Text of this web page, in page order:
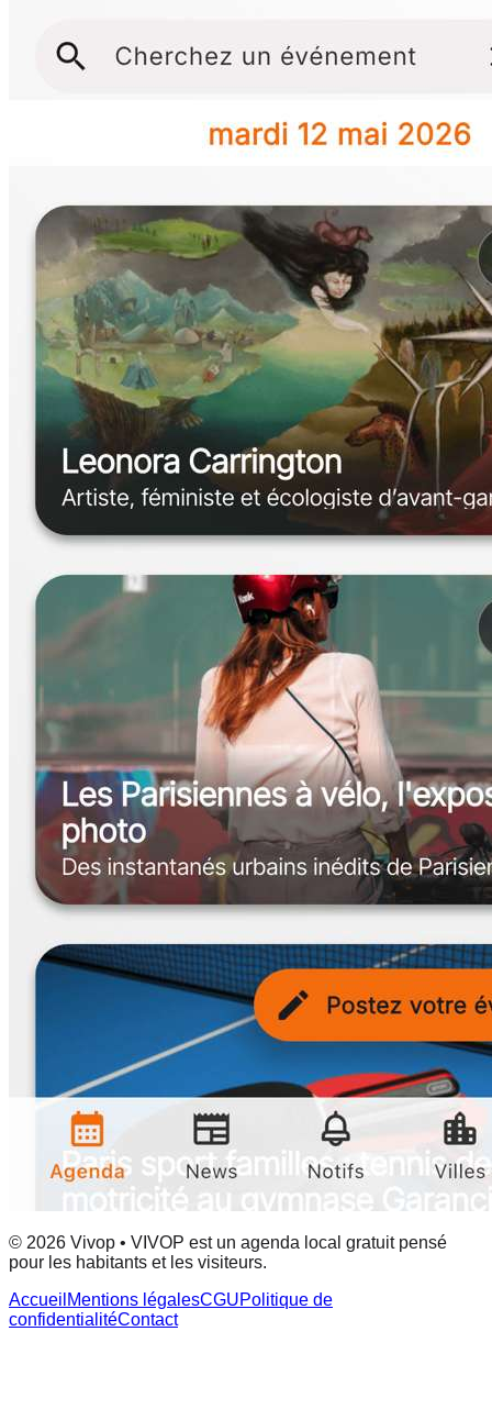
© 2026 Vivop • VIVOP est un agenda local gratuit pensé
pour les habitants et les visiteurs.
Accueil Mentions légalesCGUPolitique de
confidentialitéContact